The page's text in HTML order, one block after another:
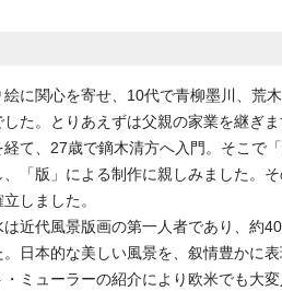
絵に関心を寄せ、10代で青柳墨川、荒
した。とりあえずは父親の家業を継ぎ
経て、27歳で鏑木清方へ入門。そこで
、「版」による制作に親しみました。
しました。
は近代風景版画の第一人者であり、約
。日本的な美しい風景を、叙情豊かに
・ミューラーの紹介により欧米でも大